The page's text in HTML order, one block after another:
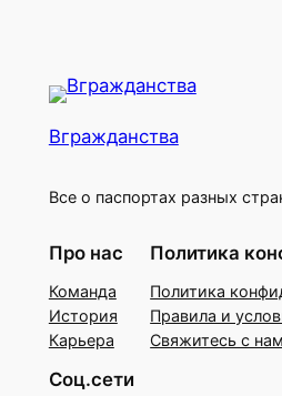
Вгражданства
Все о паспортах разных
Про нас
Команда
История
Карьера
Политика
Политика
Правила и
Свяжитесь с
Соц.сети